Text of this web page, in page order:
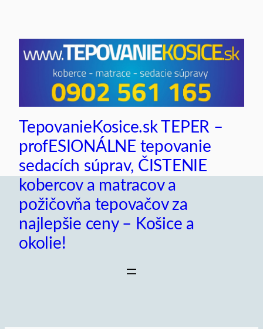
obsah
TepovanieKosice.sk TEPER –
profESIONÁLNE tepovanie
sedacích súprav, ČISTENIE
kobercov a matracov a
požičovňa tepovačov za
najlepšie ceny – Košice a
okolie!